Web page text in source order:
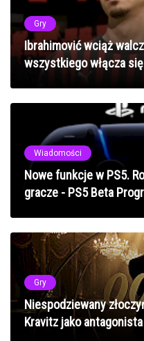
Gry
Ibrahimović wciąż
wszystkiego włącza
Wiadomości
Nowe funkcje w PS5.
gracze - PS5 Beta
Gry
Niespodziewany
Kravitz jako